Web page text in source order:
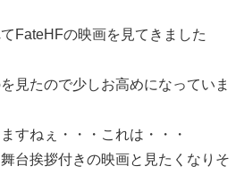
FateHFの映画を見てきました
見たので少しお高めになっていま
すねぇ・・・これは・・・
台挨拶付きの映画と見たくなりそ